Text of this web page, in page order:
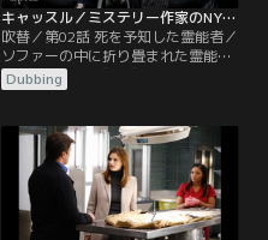
キャッスル／ミステリー作家のNY事件簿 シーズン3 第02話／吹替
吹替／第02話 死を予知した霊能者／
ソファーの中に折り畳まれた霊能者-
-著名な霊能者ヴィヴィアンの遺体
が、自宅リビングのソファー内で見
れた後、ソファーに押し込まれ窒息
死したという。娘ペニーの話による
と、母ヴィヴィアンは全国の警察に
協力し霊能力で犯罪者を刑務所に送
ってきたと言い、ベケットは怨恨に
よる殺害と推測する。
Dubbing